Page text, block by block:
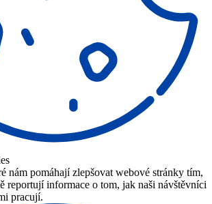
nám pomáhají zlepšovat webové stránky tím,
reportují informace o tom, jak naši návštěvníci
pracují.